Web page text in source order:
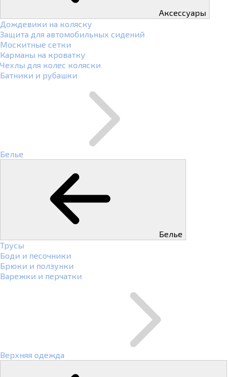
Аксессуары
Дождевики на коляску
Защита для автомобильных сидений
Москитные сетки
Карманы на кроватку
Чехлы для колес коляски
Батники и рубашки
Белье
Белье
Трусы
Боди и песочники
Брюки и ползунки
Варежки и перчатки
Верхняя одежда